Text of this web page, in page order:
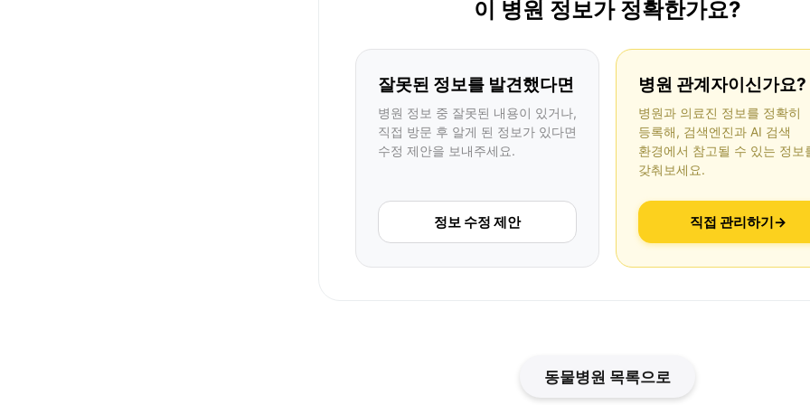
이 병원 정보가 정확한가요?
잘못된 정보를 발견했다면
병원 정보 중 잘못된 내용이 있거나,
직접 방문 후 알게 된 정보가 있다면
수정 제안을 보내주세요.
정보 수정 제안
병원 관계자이신가요?
병원과 의료진 정보를 정확히
등록해, 검색엔진과 AI 검색
환경에서 참고될 수 있는 정보
갖춰보세요.
직접 관리하기→
동물병원 목록으로